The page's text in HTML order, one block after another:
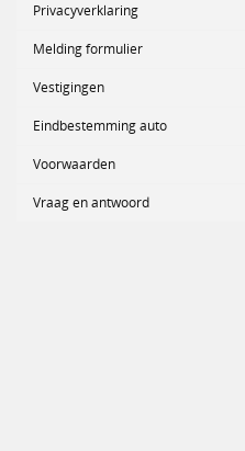
Privacyverklaring
Melding formulier
Vestigingen
Eindbestemming auto
Voorwaarden
Vraag en antwoord